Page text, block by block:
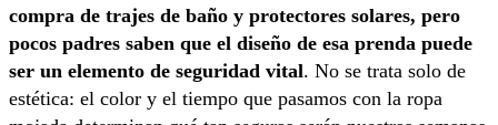
compra de trajes de baño y protectores solares, pero
pocos padres saben que el diseño de esa prenda puede
ser un elemento de seguridad vital. No se trata solo de
estética: el color y el tiempo que pasamos con la ropa